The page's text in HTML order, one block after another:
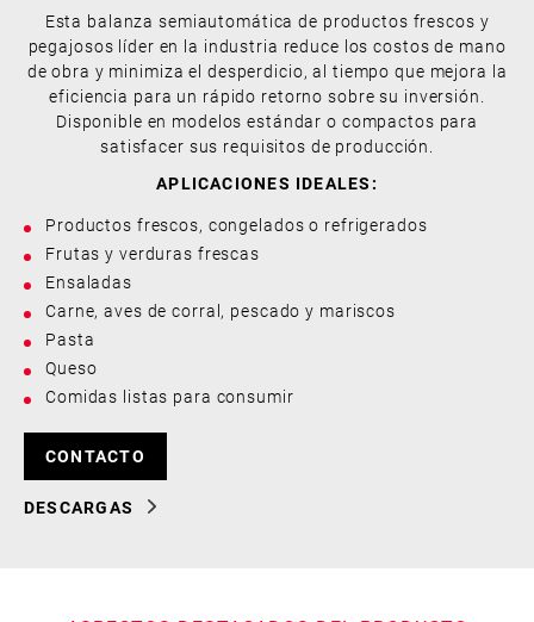
Esta balanza semiautomática de productos frescos y
pegajosos líder en la industria reduce los costos de mano
de obra y minimiza el desperdicio, al tiempo que mejora la
eficiencia para un rápido retorno sobre su inversión.
Disponible en modelos estándar o compactos para
satisfacer sus requisitos de producción.
APLICACIONES IDEALES:
Productos frescos, congelados o refrigerados
Frutas y verduras frescas
Ensaladas
Carne, aves de corral, pescado y mariscos
Pasta
Queso
Comidas listas para consumir
CONTACTO
DESCARGAS